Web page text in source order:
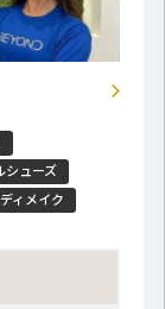
シューズ
ィメイク